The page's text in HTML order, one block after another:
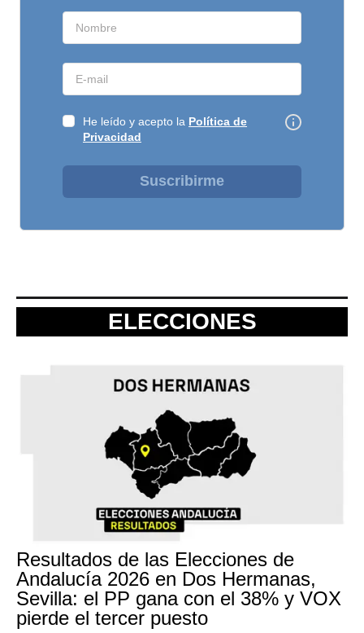
He leído y acepto la Política de
Privacidad
Suscribirme
ELECCIONES
Resultados de las Elecciones de
Andalucía 2026 en Dos Hermanas,
Sevilla: el PP gana con el 38% y VOX
pierde el tercer puesto